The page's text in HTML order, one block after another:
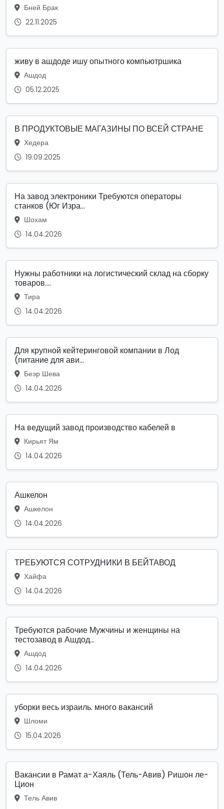
Бней Брак
22.11.2025
живу в ашдоде ишу опытного компьютршика
Ашдод
05.12.2025
В ПРОДУКТОВЫЕ МАГАЗИНЫ ПО ВСЕЙ СТРАНЕ
Хедера
19.09.2025
На завод электроники Требуются операторы
станков (Юг Изра...
Шохам
14.04.2026
Нужны работники на логистический склад на сборку
товаров....
Тира
14.04.2026
Для крупной кейтеринговой компании в Лод
(питание для ави...
Беэр Шева
14.04.2026
На ведущий завод производство кабелей в
Кирьят Ям
14.04.2026
Ашкелон
Ашкелон
14.04.2026
ТРЕБУЮТСЯ СОТРУДНИКИ В БЕЙТАВОД
Хайфа
14.04.2026
Требуются рабочие Мужчины и женщины на
тестозавод в Ашдод...
Ашдод
14.04.2026
уборки весь израиль. много вакансий
Шломи
15.04.2026
Вакансии в Рамат а-Хаяль (Тель-Авив) Ришон ле-
Цион
Тель Авив